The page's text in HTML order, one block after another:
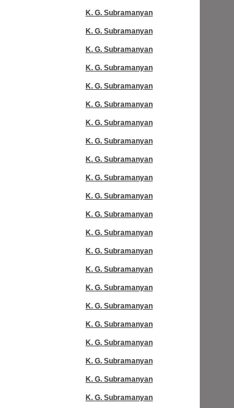
K. G. Subramanyan
K. G. Subramanyan
K. G. Subramanyan
K. G. Subramanyan
K. G. Subramanyan
K. G. Subramanyan
K. G. Subramanyan
K. G. Subramanyan
K. G. Subramanyan
K. G. Subramanyan
K. G. Subramanyan
K. G. Subramanyan
K. G. Subramanyan
K. G. Subramanyan
K. G. Subramanyan
K. G. Subramanyan
K. G. Subramanyan
K. G. Subramanyan
K. G. Subramanyan
K. G. Subramanyan
K. G. Subramanyan
K. G. Subramanyan